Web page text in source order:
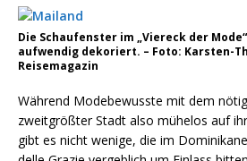
Die Schaufenster im „Viereck der
aufwendig dekoriert. – Foto: Karsten-
Reisemagazin
Während Modebewusste mit dem
zweitgrößter Stadt also mühelos auf
gibt es nicht wenige, die im